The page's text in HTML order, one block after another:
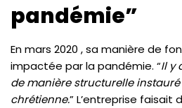
pandémie”
En mars 2020 , sa manière de
impactée par la pandémie. “Il y
de manière structurelle
chrétienne.” L’entreprise faisait